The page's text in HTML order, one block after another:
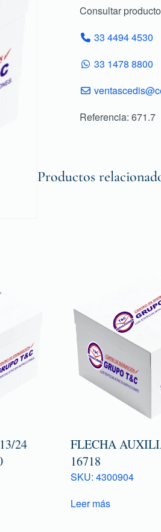
Consultar
33 4494 4530
33 1478 8800
Referencia: 671.7
Productos
24
FLECHA
16718
SKU: 4300904
Leer más